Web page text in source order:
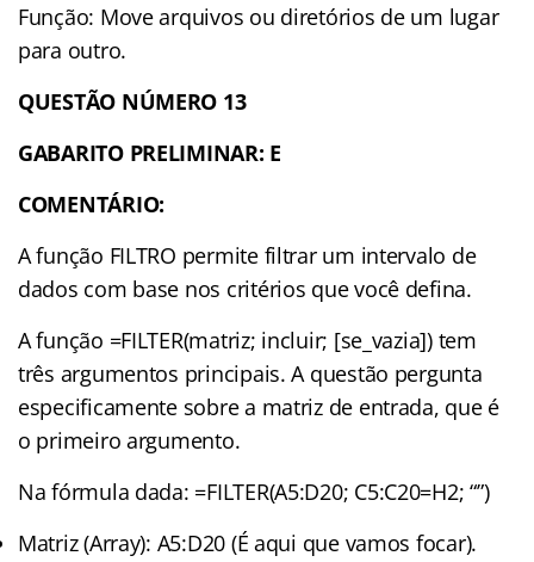
Função: Move arquivos ou diretórios de um lugar
para outro.
QUESTÃO NÚMERO 13
GABARITO PRELIMINAR: E
COMENTÁRIO:
A função FILTRO permite filtrar um intervalo de
dados com base nos critérios que você defina.
A função =FILTER(matriz; incluir; [se_vazia]) tem
três argumentos principais. A questão pergunta
especificamente sobre a matriz de entrada, que é
o primeiro argumento.
Na fórmula dada: =FILTER(A5:D20; C5:C20=H2; “”)
Matriz (Array): A5:D20 (É aqui que vamos focar).